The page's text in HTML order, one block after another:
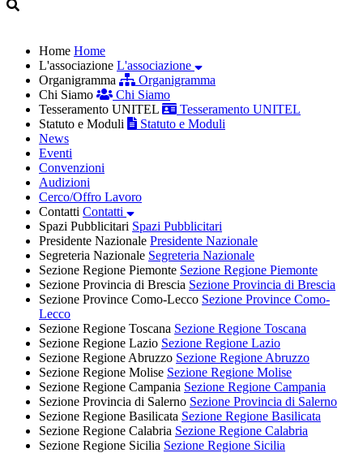
Home Home
L'associazione L'associazione
Organigramma
Organigramma
Chi Siamo
Chi Siamo
Tesseramento UNITEL
Tesseramento UNITEL
Statuto e Moduli
Statuto e Moduli
News
Eventi
Convenzioni
Audizioni
Cerco/Offro Lavoro
Contatti Contatti
Spazi Pubblicitari Spazi Pubblicitari
Presidente Nazionale Presidente Nazionale
Segreteria Nazionale Segreteria Nazionale
Sezione Regione Piemonte Sezione Regione Piemonte
Sezione Provincia di Brescia Sezione Provincia di Brescia
Sezione Province Como-Lecco Sezione Province Como-
Lecco
Sezione Regione Toscana Sezione Regione Toscana
Sezione Regione Lazio Sezione Regione Lazio
Sezione Regione Abruzzo Sezione Regione Abruzzo
Sezione Regione Molise Sezione Regione Molise
Sezione Regione Campania Sezione Regione Campania
Sezione Provincia di Salerno Sezione Provincia di Salerno
Sezione Regione Basilicata Sezione Regione Basilicata
Sezione Regione Calabria Sezione Regione Calabria
Sezione Regione Sicilia Sezione Regione Sicilia